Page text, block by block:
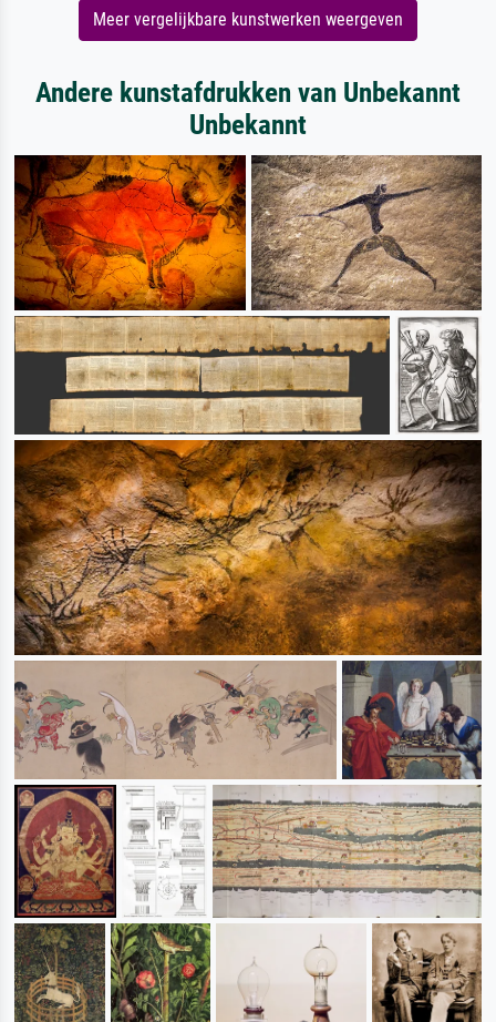
Meer vergelijkbare kunstwerken weergeven
Andere kunstafdrukken van Unbekannt
Unbekannt